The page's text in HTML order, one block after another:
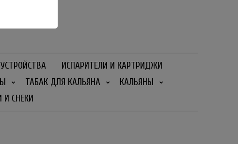
ИСПАРИТЕЛИ И КАРТРИДЖИ
ТАБАК ДЛЯ КАЛЬЯНА
КАЛЬЯНЫ
И СНЕКИ